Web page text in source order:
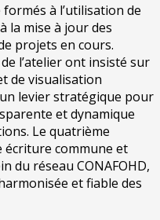
à l’utilisation de
la mise à jour des
projets en cours.
l’atelier ont insisté sur
de visualisation
levier stratégique pour
et dynamique
Le quatrième
commune et
du réseau CONAFOHD,
et fiable des